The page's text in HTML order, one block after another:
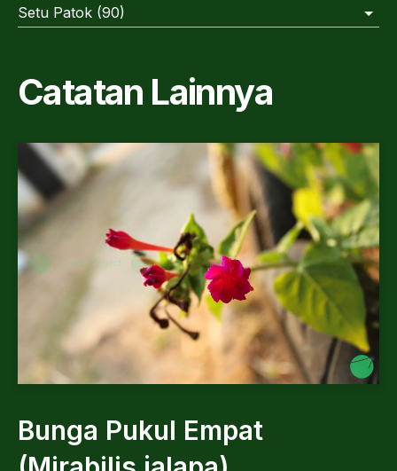
Setu Patok (90)
Catatan Lainnya
Bunga Pukul Empat